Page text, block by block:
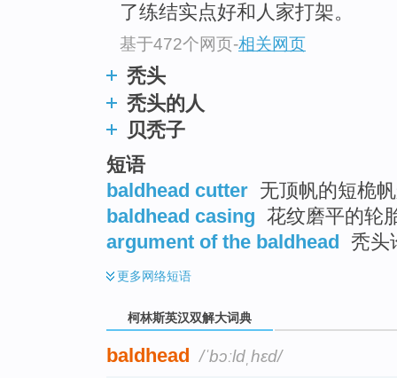
了练结实点好和人家打架。
基于472个网页-相关网页
秃头
秃头的人
贝秃子
短语
baldhead cutter 无顶帆的短桅
baldhead casing 花纹磨平的轮
argument of the baldhead 秃头
更多网络短语
柯林斯英汉双解大词典
baldhead /ˈbɔːldˌhɛd/